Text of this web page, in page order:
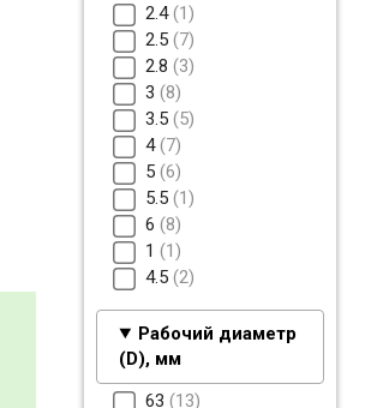
2.4 1
2.5 7
2.8 3
3 8
3.5 5
4 7
5 6
5.5 1
6 8
1 1
4.5 2
Рабочий диаметр
(D), мм
63 13